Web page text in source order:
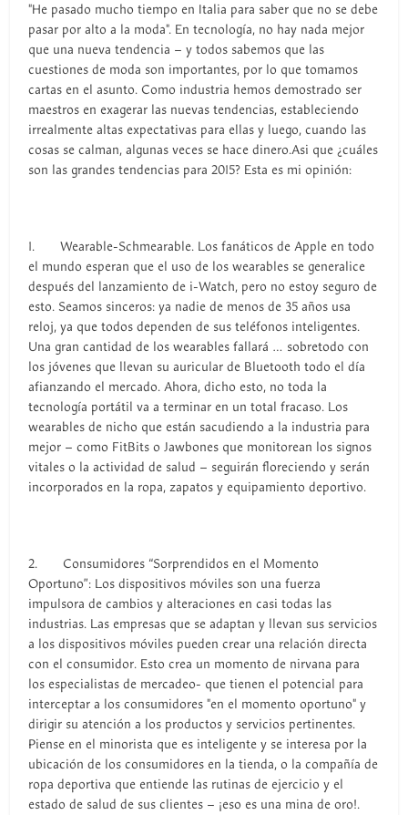
"He pasado mucho tiempo en Italia para saber que no se debe
pasar por alto a la moda". En tecnología, no hay nada mejor
que una nueva tendencia – y todos sabemos que las
cuestiones de moda son importantes, por lo que tomamos
cartas en el asunto. Como industria hemos demostrado ser
maestros en exagerar las nuevas tendencias, estableciendo
irrealmente altas expectativas para ellas y luego, cuando las
cosas se calman, algunas veces se hace dinero.Asi que ¿cuáles
son las grandes tendencias para 2015? Esta es mi opinión:
1. Wearable-Schmearable. Los fanáticos de Apple en todo
el mundo esperan que el uso de los wearables se generalice
después del lanzamiento de i-Watch, pero no estoy seguro de
esto. Seamos sinceros: ya nadie de menos de 35 años usa
reloj, ya que todos dependen de sus teléfonos inteligentes.
Una gran cantidad de los wearables fallará … sobretodo con
los jóvenes que llevan su auricular de Bluetooth todo el día
afianzando el mercado. Ahora, dicho esto, no toda la
tecnología portátil va a terminar en un total fracaso. Los
wearables de nicho que están sacudiendo a la industria para
mejor – como FitBits o Jawbones que monitorean los signos
vitales o la actividad de salud – seguirán floreciendo y serán
incorporados en la ropa, zapatos y equipamiento deportivo.
2. Consumidores “Sorprendidos en el Momento
Oportuno”: Los dispositivos móviles son una fuerza
impulsora de cambios y alteraciones en casi todas las
industrias. Las empresas que se adaptan y llevan sus servicios
a los dispositivos móviles pueden crear una relación directa
con el consumidor. Esto crea un momento de nirvana para
los especialistas de mercadeo- que tienen el potencial para
interceptar a los consumidores "en el momento oportuno" y
dirigir su atención a los productos y servicios pertinentes.
Piense en el minorista que es inteligente y se interesa por la
ubicación de los consumidores en la tienda, o la compañía de
ropa deportiva que entiende las rutinas de ejercicio y el
estado de salud de sus clientes – ¡eso es una mina de oro!.